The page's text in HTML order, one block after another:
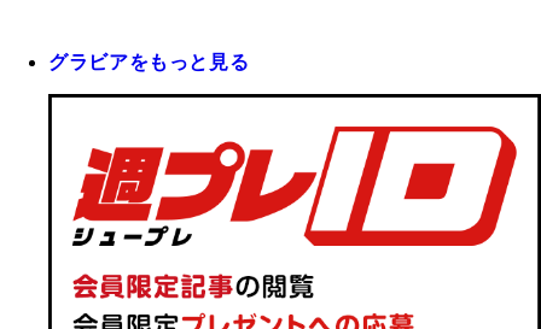
グラビアをもっと見る